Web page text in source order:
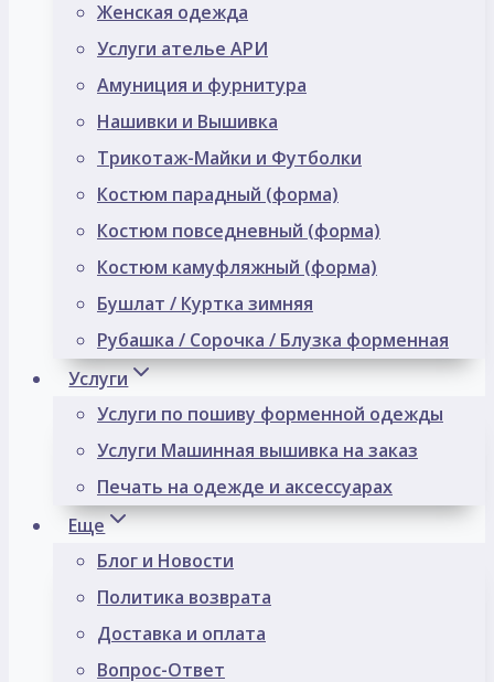
Женская одежда
Услуги ателье АРИ
Амуниция и фурнитура
Нашивки и Вышивка
Трикотаж-Майки и Футболки
Костюм парадный (форма)
Костюм повседневный (форма)
Костюм камуфляжный (форма)
Бушлат / Куртка зимняя
Рубашка / Сорочка / Блузка форменная
Услуги
Услуги по пошиву форменной одежды
Услуги Машинная вышивка на заказ
Печать на одежде и аксессуарах
Еще
Блог и Новости
Политика возврата
Доставка и оплата
Вопрос-Ответ